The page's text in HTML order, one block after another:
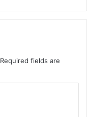
Required fields are